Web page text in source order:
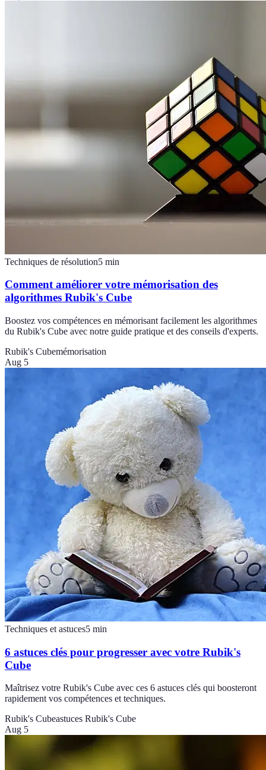
Techniques de résolution5 min
Comment améliorer votre mémorisation des
algorithmes Rubik's Cube
Boostez vos compétences en mémorisant facilement les algorithmes
du Rubik's Cube avec notre guide pratique et des conseils d'experts.
Rubik's Cubemémorisation
Aug 5
Techniques et astuces5 min
6 astuces clés pour progresser avec votre Rubik's
Cube
Maîtrisez votre Rubik's Cube avec ces 6 astuces clés qui boosteront
rapidement vos compétences et techniques.
Rubik's Cubeastuces Rubik's Cube
Aug 5